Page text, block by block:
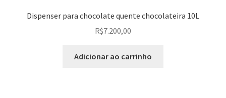
Dispenser para chocolate quente chocolateira 10L
R$7.200,00
Adicionar ao carrinho